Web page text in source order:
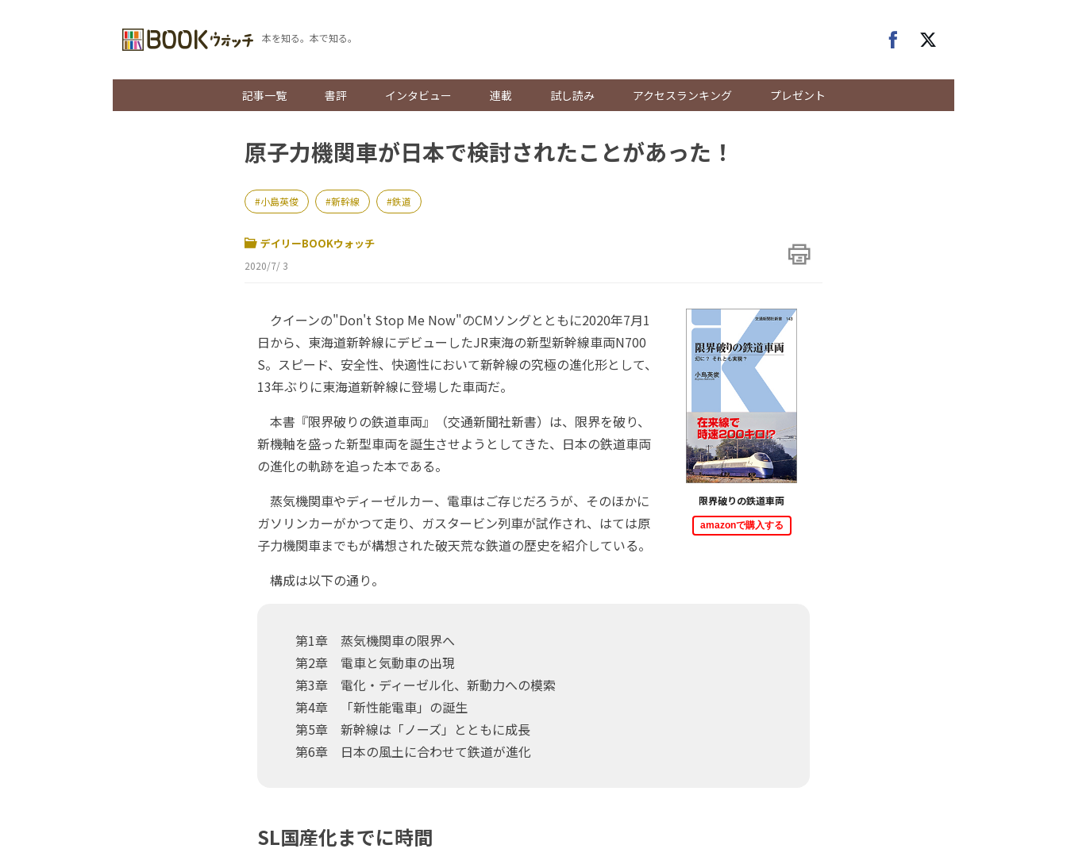
本を知る。本で知る。
記事一覧 書評 インタビュー 連載 試し読み アクセスランキング プレゼント
原子力機関車が日本で検討されたことがあった！
小島英俊 新幹線 鉄道
デイリーBOOKウォッチ
2020/7/ 3
限界破りの鉄道車両
amazonで購入する
クイーンの"Don't Stop Me Now"のCMソングとともに2020年7月1
日から、東海道新幹線にデビューしたJR東海の新型新幹線車両N700
S。スピード、安全性、快適性において新幹線の究極の進化形として、
13年ぶりに東海道新幹線に登場した車両だ。
本書『限界破りの鉄道車両』（交通新聞社新書）は、限界を破り、
新機軸を盛った新型車両を誕生させようとしてきた、日本の鉄道車両
の進化の軌跡を追った本である。
蒸気機関車やディーゼルカー、電車はご存じだろうが、そのほかに
ガソリンカーがかつて走り、ガスタービン列車が試作され、はては原
子力機関車までもが構想された破天荒な鉄道の歴史を紹介している。
構成は以下の通り。
第1章 蒸気機関車の限界へ
第2章 電車と気動車の出現
第3章 電化・ディーゼル化、新動力への模索
第4章 「新性能電車」の誕生
第5章 新幹線は「ノーズ」とともに成長
第6章 日本の風土に合わせて鉄道が進化
SL国産化までに時間